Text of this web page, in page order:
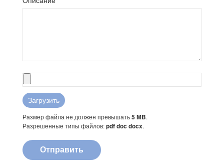
Размер файла не должен превышать5 MB.
Разрешенные типы файлов:pdf doc docx.